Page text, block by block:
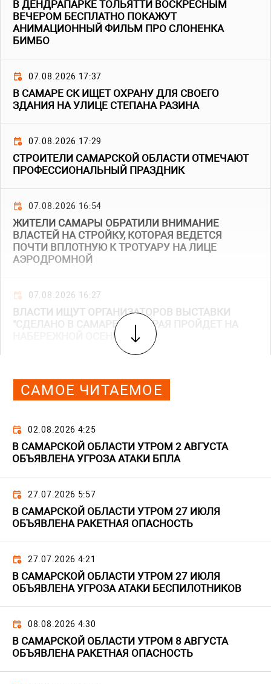
В ДЕНДРАПАРКЕ ТОЛЬЯТТИ ВОСКРЕСНЫМ
ВЕЧЕРОМ БЕСПЛАТНО ПОКАЖУТ
АНИМАЦИОННЫЙ ФИЛЬМ ПРО СЛОНЕНКА
БИМБО
07.08.2026 17:37
В САМАРЕ СК ИЩЕТ ОХРАНУ ДЛЯ СВОЕГО
ЗДАНИЯ НА УЛИЦЕ СТЕПАНА РАЗИНА
07.08.2026 17:29
СТРОИТЕЛИ САМАРСКОЙ ОБЛАСТИ ОТМЕЧАЮТ
ПРОФЕССИОНАЛЬНЫЙ ПРАЗДНИК
07.08.2026 16:54
ЖИТЕЛИ САМАРЫ ОБРАТИЛИ ВНИМАНИЕ
ВЛАСТЕЙ НА СТРОЙКУ, КОТОРАЯ ВЕДЕТСЯ
ПОЧТИ ВПЛОТНУЮ К ТРОТУАРУ НА ЛИЦЕ
АЭРОДРОМНОЙ
07.08.2026 16:27
ВЛАСТИ ИЩУТ ОРГАНИЗАТОРОВ ВЫСТАВКИ
"СДЕЛАНО В САМАРЕ", КОТОРАЯ ПРОЙДЕТ НА
НАБЕРЕЖНОЙ ОСЕНЬЮ
САМОЕ ЧИТАЕМОЕ
02.08.2026 4:25
В САМАРСКОЙ ОБЛАСТИ УТРОМ 2 АВГУСТА
ОБЪЯВЛЕНА УГРОЗА АТАКИ БПЛА
27.07.2026 5:57
В САМАРСКОЙ ОБЛАСТИ УТРОМ 27 ИЮЛЯ
ОБЪЯВЛЕНА РАКЕТНАЯ ОПАСНОСТЬ
27.07.2026 4:21
В САМАРСКОЙ ОБЛАСТИ УТРОМ 27 ИЮЛЯ
ОБЪЯВЛЕНА УГРОЗА АТАКИ БЕСПИЛОТНИКОВ
08.08.2026 4:30
В САМАРСКОЙ ОБЛАСТИ УТРОМ 8 АВГУСТА
ОБЪЯВЛЕНА РАКЕТНАЯ ОПАСНОСТЬ